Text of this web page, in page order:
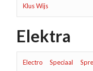
Klus Wijs
Elektra
Electro Speciaal